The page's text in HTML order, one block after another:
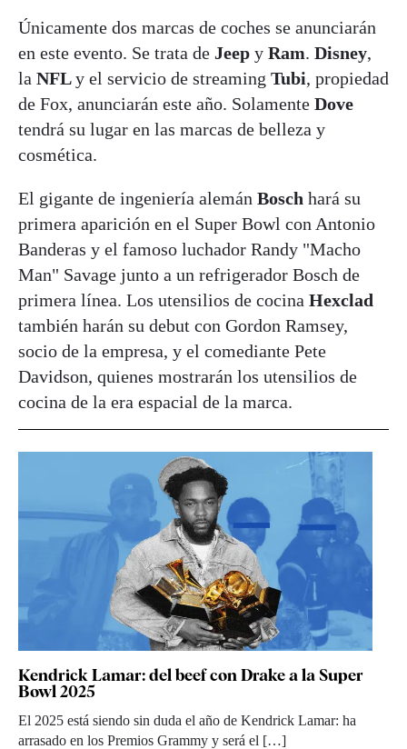
Únicamente dos marcas de coches se anunciarán
en este evento. Se trata de Jeep y Ram. Disney,
la NFLy el servicio de streaming Tubi, propiedad
de Fox, anunciarán este año. Solamente Dove
tendrá su lugar en las marcas de belleza y
cosmética.
El gigante de ingeniería alemán Bosch hará su
primera aparición en el Super Bowl con Antonio
Banderas y el famoso luchador Randy "Macho
Man" Savage junto a un refrigerador Bosch de
primera línea. Los utensilios de cocina Hexclad
también harán su debut con Gordon Ramsey,
socio de la empresa, y el comediante Pete
Davidson, quienes mostrarán los utensilios de
cocina de la era espacial de la marca.
Kendrick Lamar: del beef con Drake a la Super
Bowl 2025
El 2025 está siendo sin duda el año de Kendrick Lamar: ha
arrasado en los Premios Grammy y será el […]